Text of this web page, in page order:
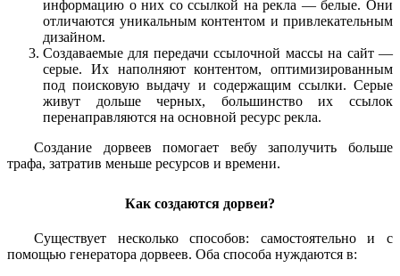
информацию о них со ссылкой на рекла — белые. Они
отличаются уникальным контентом и привлекательным
дизайном.
Создаваемые для передачи ссылочной массы на сайт —
серые. Их наполняют контентом, оптимизированным
под поисковую выдачу и содержащим ссылки. Серые
живут дольше черных, большинство их ссылок
перенаправляются на основной ресурс рекла.
Создание дорвеев помогает вебу заполучить больше
трафа, затратив меньше ресурсов и времени.
Как создаются дорвеи?
Существует несколько способов: самостоятельно и с
помощью генератора дорвеев. Оба способа нуждаются в: